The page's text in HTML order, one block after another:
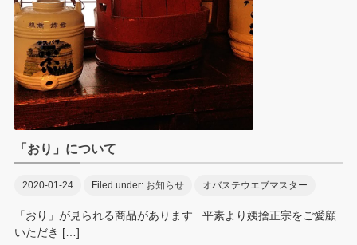
「おり」について
2020-01-24 Filed under: お知らせ オバステウエブマスター
「おり」が見られる商品があります 平素より姨捨正宗をご愛顧
いただき […]